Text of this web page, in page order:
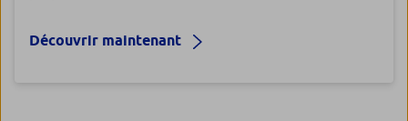
Découvrir maintenant